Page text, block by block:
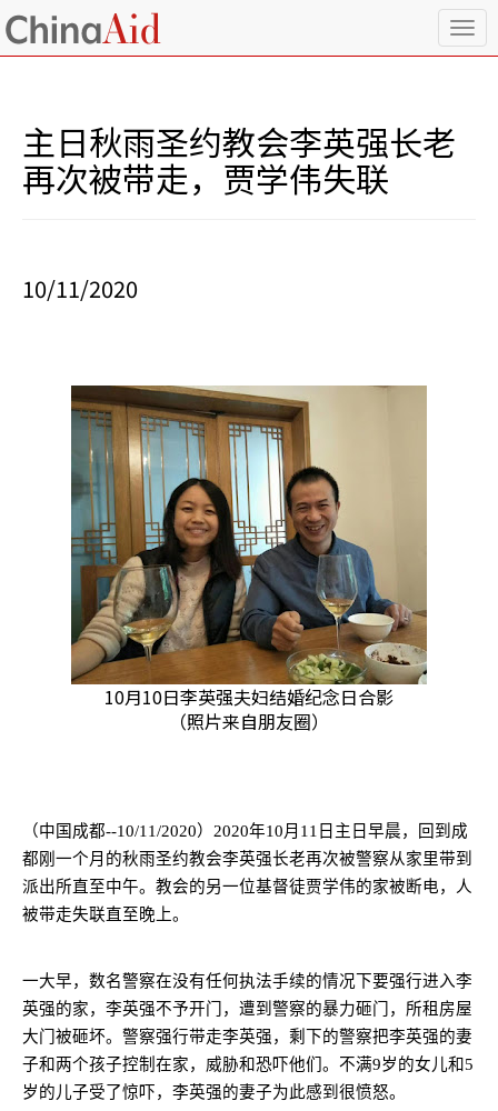
T
o
主日秋雨圣约教会李英强长老
再次被带走，贾学伟失联
10/11/2020
10月10日李英强夫妇结婚纪念日合影
（照片来自朋友圈）
（中国成都--10/11/2020） 2020年10月 11 日主日早晨，回到成
都刚一个月的秋雨圣约教会李英强长老再次被警察从家里带到
派出所直至中午。教会的另一位基督徒贾学伟的家被断电，人
被带走失联直至晚上。
一大早，数名警察在没有任何执法手续的情况下要强行进入李
英强的家，李英强不予开门，遭到警察的暴力砸门，所租房屋
大门被砸坏。警察强行带走李英强，剩下的警察把李英强的妻
子和两个孩子控制在家，威胁和恐吓他们。不满9岁的女儿和5
岁的儿子受了惊吓，李英强的妻子为此感到很愤怒。